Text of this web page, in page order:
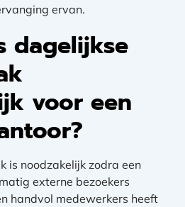
ervan.
dagelijkse
voor een
is noodzakelijk zodra een
externe bezoekers
handvol medewerkers heeft